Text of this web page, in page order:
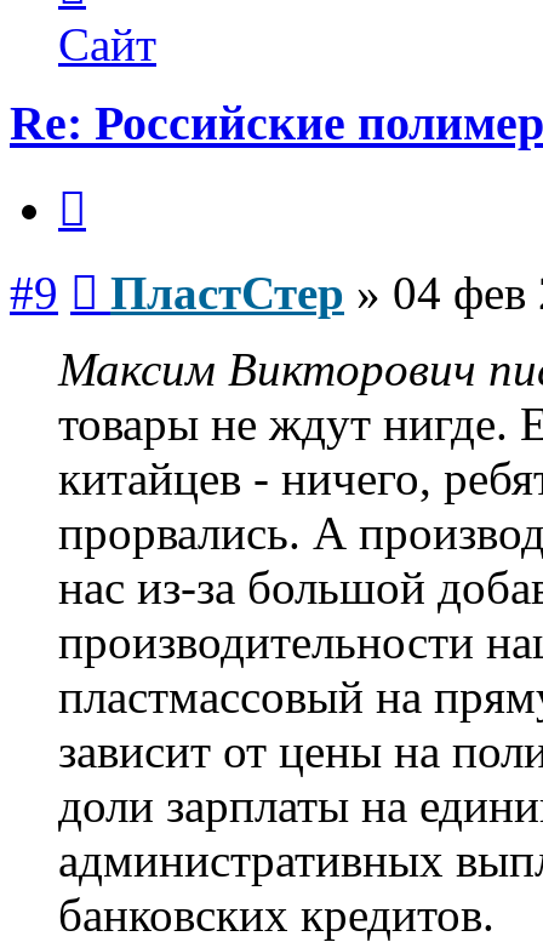
пользователя
ПластСтер
Сайт
Re: Российские
#9 ПластСтер » 04 фев
Максим Викторович
товары не ждут нигде.
китайцев - ничего,
прорвались. А
нас из-за большой
производительности
пластмассовый на
зависит от цены на
доли зарплаты на
административных
банковских кредитов.